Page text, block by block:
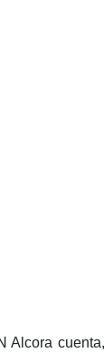
Alcora